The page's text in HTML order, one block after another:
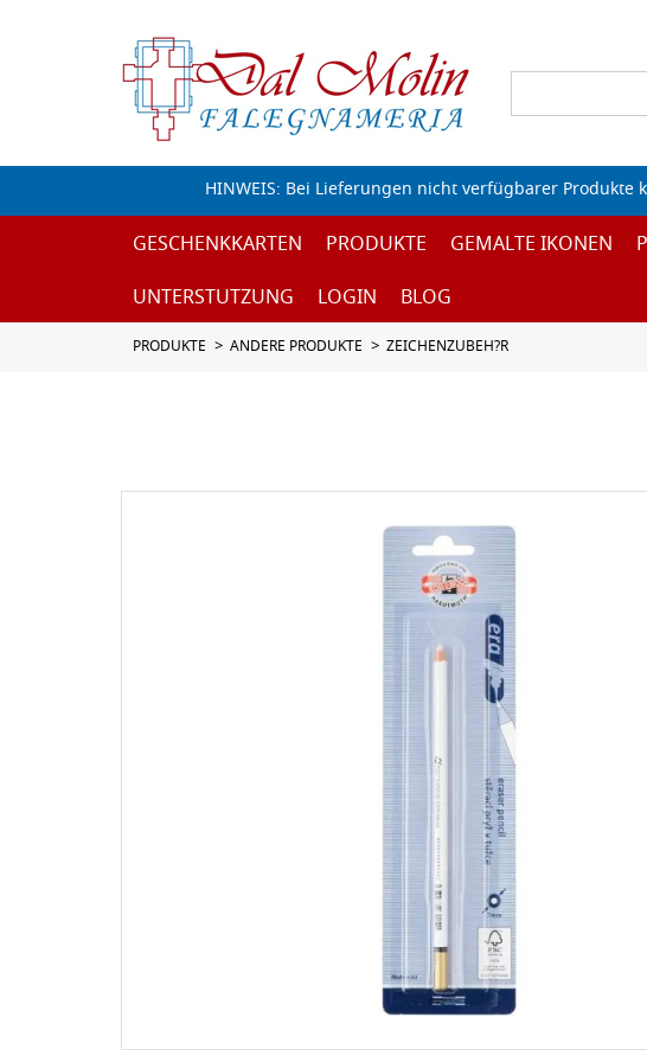
HINWEIS: Bei Lieferungen nicht verfügbarer
GESCHENKKARTEN PRODUKTE GEMALTE IKONEN
UNTERSTUTZUNG
LOGIN BLOG
PRODUKTE ANDERE PRODUKTE ZEICHENZUBEH?R